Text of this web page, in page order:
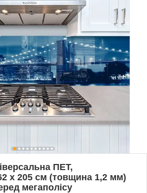
ПЕТ,
х 205 см (товщина 1,2 мм)
мегаполісу